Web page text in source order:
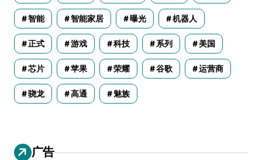
智能 智能家居 曝光 机器人
正式 游戏 科技 系列 美国
芯片 苹果 荣耀 谷歌 运营商
骁龙 高通 魅族
广告